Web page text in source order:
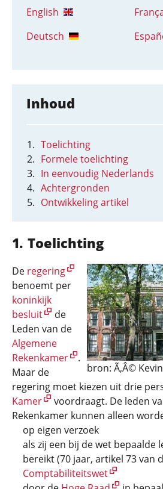
English
Deutsch
Inhoud
Toelichting
Formele toelichting
In eenvoudig Nederlands
Achtergronden
Ontwikkeling artikel
Toelichting
bron: Ã‚Â©
De regering
benoemt per
koninkijk
besluit
de
Leden van de
Algemene
Rekenkamer
.
Maar de
regering moet kiezen uit drie
Kamer
voordraagt. De leden
Rekenkamer kunnen alleen
op eigen verzoek
als zij een bij de wet bepaalde
bereikt (70 jaar, artikel 73 van
Comptabiliteitswet